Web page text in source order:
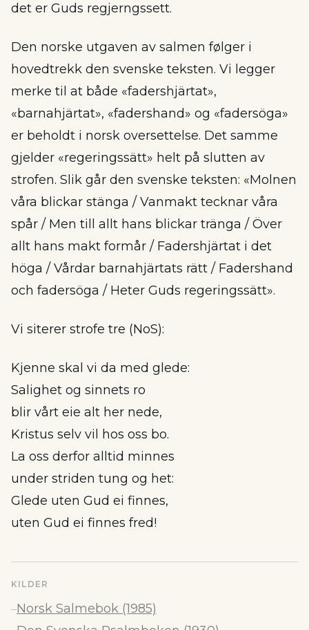
det er Guds regjerngssett.
Den norske utgaven av salmen følger i
hovedtrekk den svenske teksten. Vi legger
merke til at både «fadershjärtat»,
«barnahjärtat», «fadershand» og «fadersöga»
er beholdt i norsk oversettelse. Det samme
gjelder «regeringssätt» helt på slutten av
strofen. Slik går den svenske teksten: «Molnen
våra blickar stänga / Vanmakt tecknar våra
spår / Men till allt hans blickar tränga / Över
allt hans makt formår / Fadershjärtat i det
höga / Vårdar barnahjärtats rätt / Fadershand
och fadersöga / Heter Guds regeringssätt».
Vi siterer strofe tre (NoS):
Kjenne skal vi da med glede:
Salighet og sinnets ro
blir vårt eie alt her nede,
Kristus selv vil hos oss bo.
La oss derfor alltid minnes
under striden tung og het:
Glede uten Gud ei finnes,
uten Gud ei finnes fred!
KILDER
–Norsk Salmebok (1985)